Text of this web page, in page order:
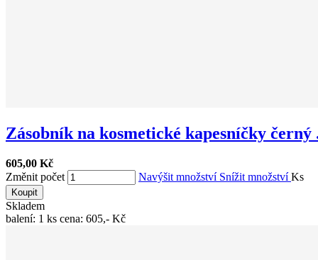
Zásobník na kosmetické kapesníčky černý
605,00 Kč
Změnit počet
Navýšit množství Snížit množstvíKs
Koupit
Skladem
balení: 1 ks cena: 605,- Kč